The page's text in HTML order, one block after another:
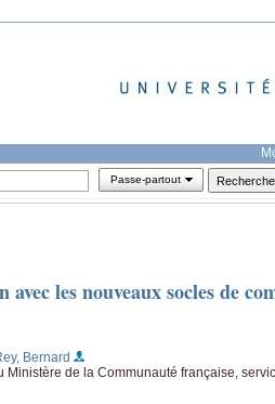
Passe-partout
les nouveaux socles de
Bernard
de la Communauté française,